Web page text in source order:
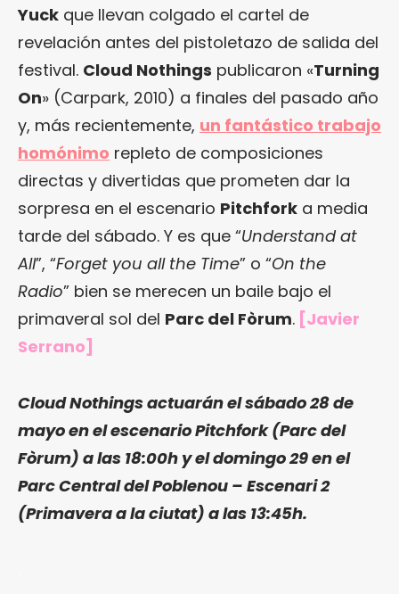
Yuck que llevan colgado el cartel de
revelación antes del pistoletazo de salida del
festival. Cloud Nothings publicaron «Turning
On» (Carpark, 2010) a finales del pasado año
y, más recientemente, un fantástico trabajo
homónimo repleto de composiciones
directas y divertidas que prometen dar la
sorpresa en el escenario Pitchfork a media
tarde del sábado. Y es que “Understand at
All”, “Forget you all the Time” o “On the
Radio” bien se merecen un baile bajo el
primaveral sol del Parc del Fòrum. [Javier
Serrano]
Cloud Nothingsactuarán el sábado 28 de
mayo en el escenario Pitchfork (Parc del
Fòrum) a las 18:00h y el domingo 29 en el
Parc Central del Poblenou – Escenari 2
(Primavera a la ciutat) a las 13:45h.